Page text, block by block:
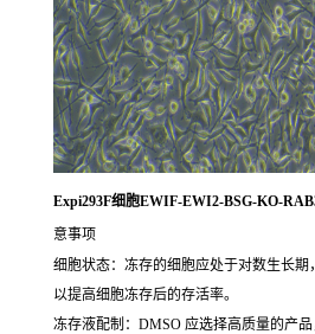
Expi293F细胞EWIF-EWI2-BSG-KO-
意事项
细胞状态：冻存的细胞应处于对数生长
以提高细胞冻存后的存活率。
冻存液配制：DMSO 应选择高质量的产